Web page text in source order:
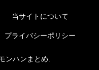
当サイトについて
プライバシーポリシー
ンハンまとめ.